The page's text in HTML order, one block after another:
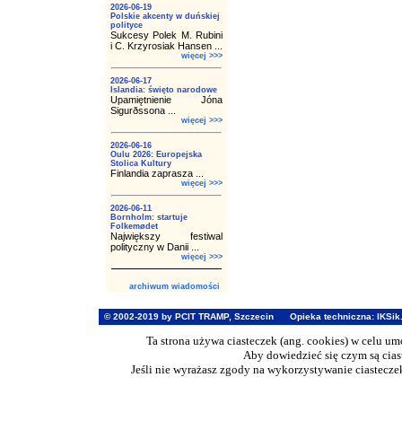
2026-06-19
Polskie akcenty w duńskiej
polityce
Sukcesy Polek M. Rubini
i C. Krzyrosiak Hansen ...
więcej >>>
2026-06-17
Islandia: święto narodowe
Upamiętnienie Jóna
Sigurðssona ...
więcej >>>
2026-06-16
Oulu 2026: Europejska
Stolica Kultury
Finlandia zaprasza ...
więcej >>>
2026-06-11
Bornholm: startuje
Folkemødet
Największy festiwal
polityczny w Danii ...
więcej >>>
archiwum wiadomości
© 2002-2019 by PCIT TRAMP, Szczecin Opieka techniczna:
Ta strona używa ciasteczek (ang. cookies) w celu
Aby dowiedzieć się czym są
Jeśli nie wyrażasz zgody na wykorzystywanie